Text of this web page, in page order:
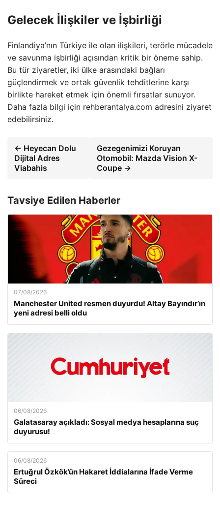
Gelecek İlişkiler ve İşbirliği
Finlandiya’nın Türkiye ile olan ilişkileri, terörle mücadele
ve savunma işbirliği açısından kritik bir öneme sahip.
Bu tür ziyaretler, iki ülke arasındaki bağları
güçlendirmek ve ortak güvenlik tehditlerine karşı
birlikte hareket etmek için önemli fırsatlar sunuyor.
Daha fazla bilgi için rehberantalya.com adresini ziyaret
edebilirsiniz.
← Heyecan Dolu
Dijital Adres
Viabahis
Gezegenimizi Koruyan
Otomobil: Mazda Vision X-
Coupe →
Tavsiye Edilen Haberler
07/08/2026
Manchester United resmen duyurdu! Altay Bayındır’ın
yeni adresi belli oldu
06/08/2026
Galatasaray açıkladı: Sosyal medya hesaplarına suç
duyurusu!
06/08/2026
Ertuğrul Özkök’ün Hakaret İddialarına İfade Verme
Süreci